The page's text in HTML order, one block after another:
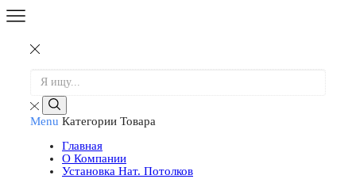
Menu Категории Товара
Главная
О Компании
Установка Нат. Потолков